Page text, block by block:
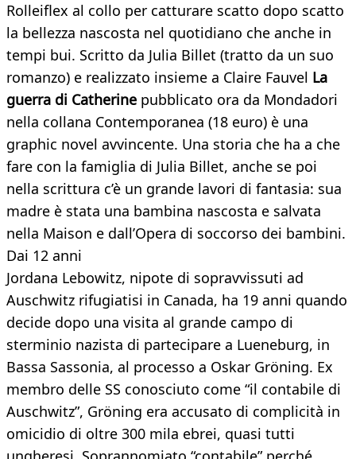
Rolleiflex al collo per catturare scatto dopo scatto
la bellezza nascosta nel quotidiano che anche in
tempi bui. Scritto da Julia Billet (tratto da un suo
romanzo) e realizzato insieme a Claire Fauvel La
guerra di Catherine pubblicato ora da Mondadori
nella collana Contemporanea (18 euro) è una
graphic novel avvincente. Una storia che ha a che
fare con la famiglia di Julia Billet, anche se poi
nella scrittura c’è un grande lavori di fantasia: sua
madre è stata una bambina nascosta e salvata
nella Maison e dall’Opera di soccorso dei bambini.
Dai 12 anni
Jordana Lebowitz, nipote di sopravvissuti ad
Auschwitz rifugiatisi in Canada, ha 19 anni quando
decide dopo una visita al grande campo di
sterminio nazista di partecipare a Lueneburg, in
Bassa Sassonia, al processo a Oskar Gröning. Ex
membro delle SS conosciuto come “il contabile di
Auschwitz”, Gröning era accusato di complicità in
omicidio di oltre 300 mila ebrei, quasi tutti